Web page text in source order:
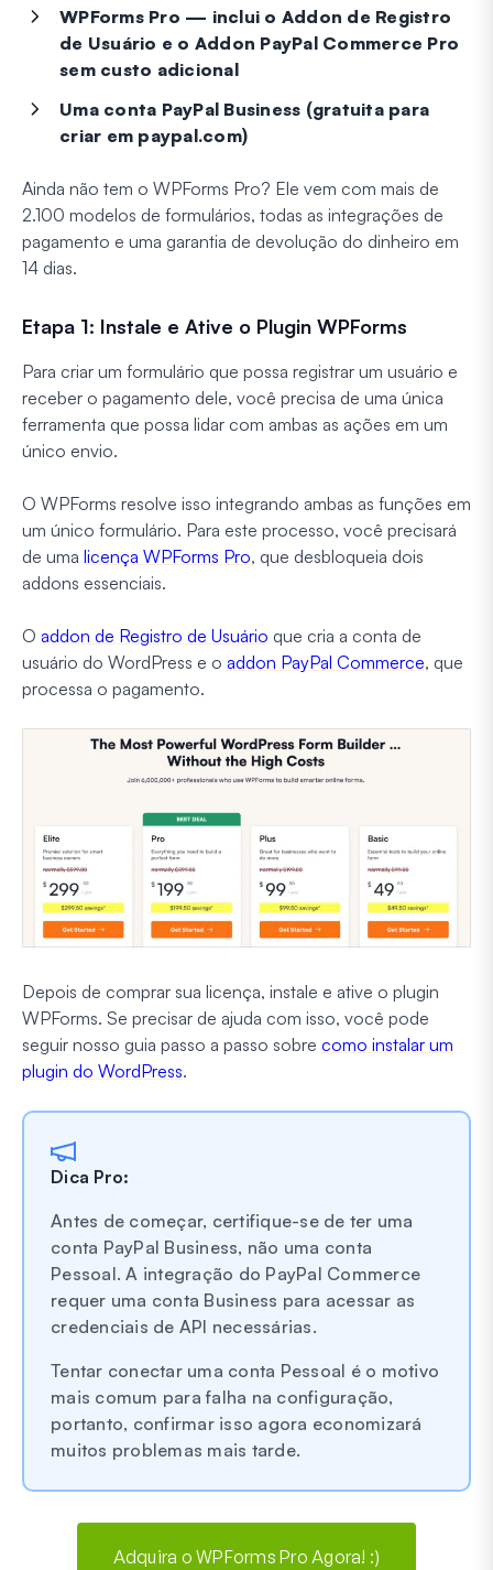
WPForms Pro — inclui o Addon de Registro
de Usuário e o Addon PayPal Commerce Pro
sem custo adicional
Uma conta PayPal Business (gratuita para
criar em paypal.com)
Ainda não tem o WPForms Pro? Ele vem com mais de
2.100 modelos de formulários, todas as integrações de
pagamento e uma garantia de devolução do dinheiro em
14 dias.
Etapa 1: Instale e Ative o Plugin WPForms
Para criar um formulário que possa registrar um usuário e
receber o pagamento dele, você precisa de uma única
ferramenta que possa lidar com ambas as ações em um
único envio.
O WPForms resolve isso integrando ambas as funções em
um único formulário. Para este processo, você precisará
de uma licença WPForms Pro, que desbloqueia dois
addons essenciais.
O addon de Registro de Usuário que cria a conta de
usuário do WordPress e o addon PayPal Commerce, que
processa o pagamento.
Depois de comprar sua licença, instale e ative o plugin
WPForms. Se precisar de ajuda com isso, você pode
seguir nosso guia passo a passo sobre como instalar um
plugin do WordPress.
Dica Pro:
Antes de começar, certifique-se de ter uma
conta PayPal Business, não uma conta
Pessoal. A integração do PayPal Commerce
requer uma conta Business para acessar as
credenciais de API necessárias.
Tentar conectar uma conta Pessoal é o motivo
mais comum para falha na configuração,
portanto, confirmar isso agora economizará
muitos problemas mais tarde.
Adquira o WPForms Pro Agora! :)